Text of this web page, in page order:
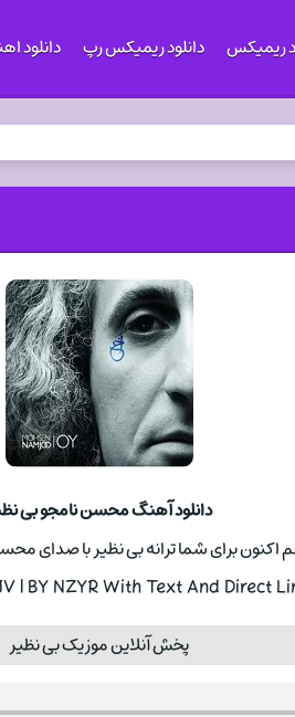
ریمیکس دانلود ریمیکس رپ دانلود
دانلود آهنگ محسن نامجو بی
اکنون برای شما ترانه بی نظیر با صدای
| BY NZYR With Text And Direct
پخش آنلاین موزیک بی نظیر